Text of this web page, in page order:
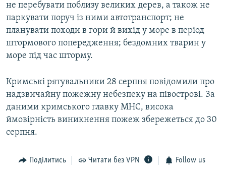
не перебувати поблизу великих дерев, а також не
паркувати поруч із ними автотранспорт; не
планувати походи в гори й вихід у море в період
штормового попередження; бездомних тварин у
море під час шторму.
Кримські рятувальники 28 серпня повідомили про
надзвичайну пожежну небезпеку на півострові. За
даними кримського главку МНС, висока
ймовірність виникнення пожеж збережеться до 30
серпня.
Поділитись Читати без VPN Follow us